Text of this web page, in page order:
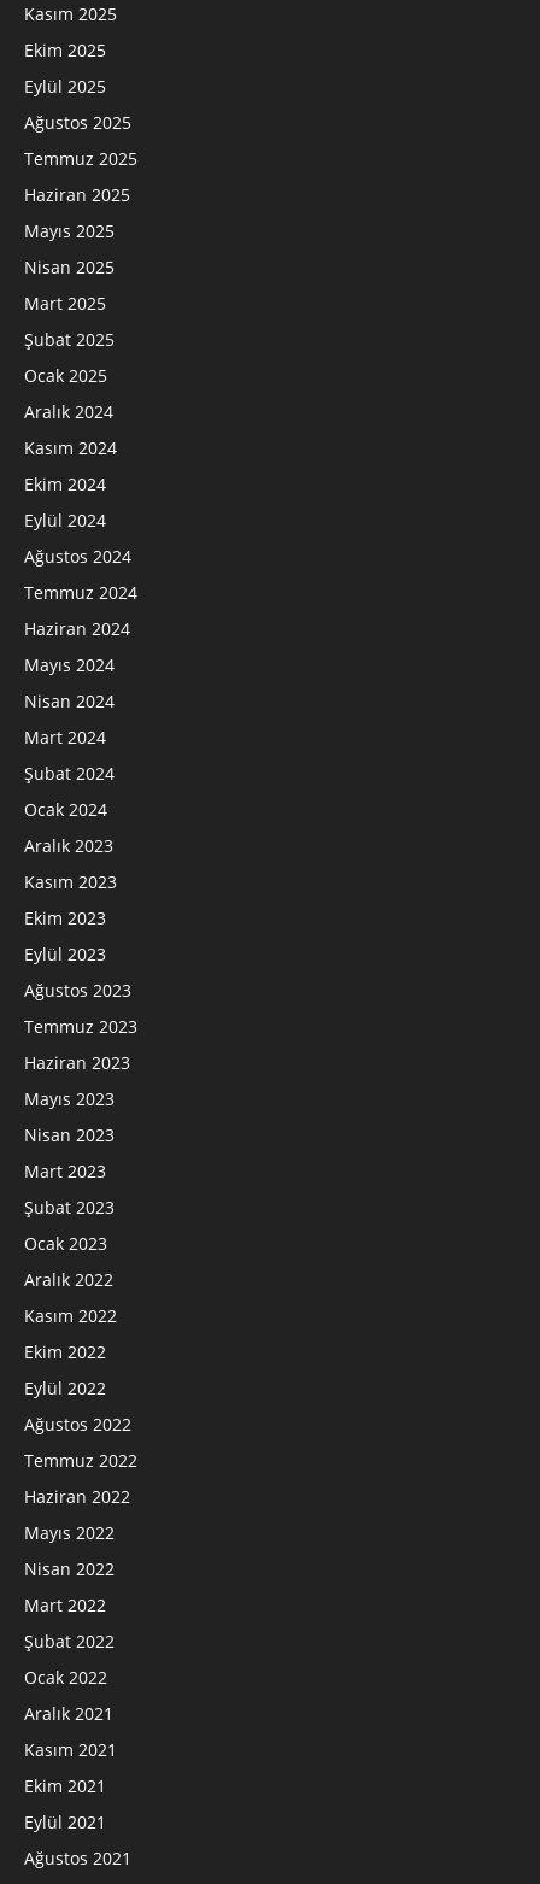
Kasım 2025
Ekim 2025
Eylül 2025
Ağustos 2025
Temmuz 2025
Haziran 2025
Mayıs 2025
Nisan 2025
Mart 2025
Şubat 2025
Ocak 2025
Aralık 2024
Kasım 2024
Ekim 2024
Eylül 2024
Ağustos 2024
Temmuz 2024
Haziran 2024
Mayıs 2024
Nisan 2024
Mart 2024
Şubat 2024
Ocak 2024
Aralık 2023
Kasım 2023
Ekim 2023
Eylül 2023
Ağustos 2023
Temmuz 2023
Haziran 2023
Mayıs 2023
Nisan 2023
Mart 2023
Şubat 2023
Ocak 2023
Aralık 2022
Kasım 2022
Ekim 2022
Eylül 2022
Ağustos 2022
Temmuz 2022
Haziran 2022
Mayıs 2022
Nisan 2022
Mart 2022
Şubat 2022
Ocak 2022
Aralık 2021
Kasım 2021
Ekim 2021
Eylül 2021
Ağustos 2021